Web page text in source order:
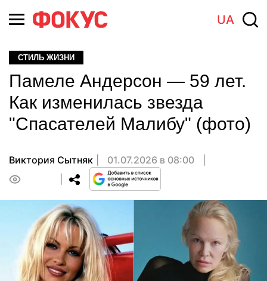
UA
СТИЛЬ ЖИЗНИ
Памеле Андерсон — 59 лет.
Как изменилась звезда
"Спасателей Малибу" (фото)
Виктория Сытняк
01.07.2026 в 08:00